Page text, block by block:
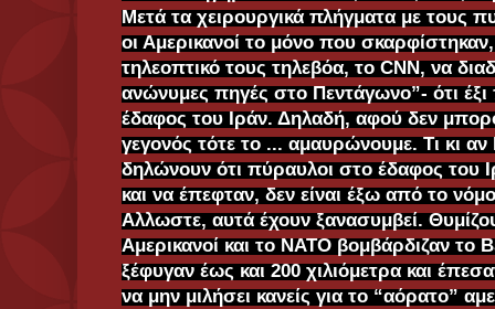
Μετά τα χειρουργικά πλήγματα με τους
οι Αμερικανοί το μόνο που
τηλεοπτικό τους τηλεβόα, το CNN, να
ανώνυμες πηγές στο Πεντάγωνο”- ότι
έδαφος του Ιράν. Δηλαδή, αφού δεν
γεγονός τότε το ... αμαυρώνουμε. Τι κι
δηλώνουν ότι πύραυλοι στο έδαφος του
και να έπεφταν, δεν είναι έξω από το
Αλλωστε, αυτά έχουν ξανασυμβεί.
Αμερικανοί και το ΝΑΤΟ βομβάρδιζαν το
ξέφυγαν έως και 200 χιλιόμετρα και
να μην μιλήσει κανείς για το “αόρατο”